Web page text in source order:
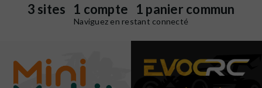
3 sites 1 compte 1 panier commun
Naviguez en restant connecté